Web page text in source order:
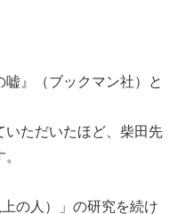
』（ブックマン社）と
いただいたほど、柴田先
の人）」の研究を続け